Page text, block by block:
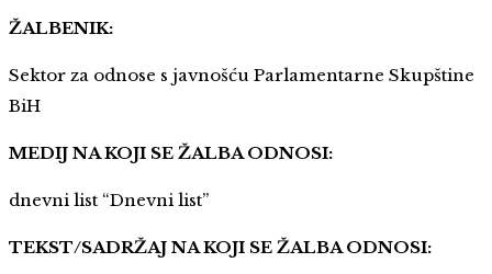
ŽALBENIK:
Sektor za odnose s javnošću Parlamentarne Skupštine
BiH
MEDIJ NA KOJI SE ŽALBA ODNOSI:
dnevni list “Dnevni list”
TEKST/SADRŽAJ NA KOJI SE ŽALBA ODNOSI: